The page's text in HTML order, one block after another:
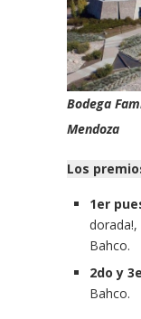
Bodega
Mendoza
Los
1er
Bahco.
2do y
Bahco.